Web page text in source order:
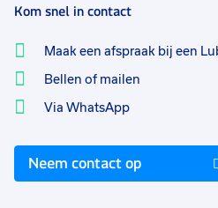
Kom snel in contact
Maak een afspraak bij een
Bellen of mailen
Via WhatsApp
Neem contact op